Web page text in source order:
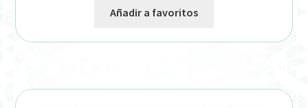
Añadir a favoritos